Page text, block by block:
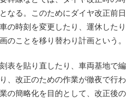
なる。このためにダイヤ改正前日
の時刻を変更したり、運休したり
のことを移り替わり計画という。
表を貼り直したり、車両基地で編
、改正のための作業が徹夜で行わ
の簡略化を目的として、改正後の